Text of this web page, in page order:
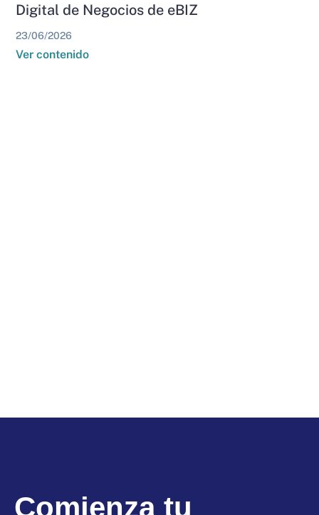
Digital de Negocios de eBIZ
23/06/2026
Ver contenido
Comienza tu